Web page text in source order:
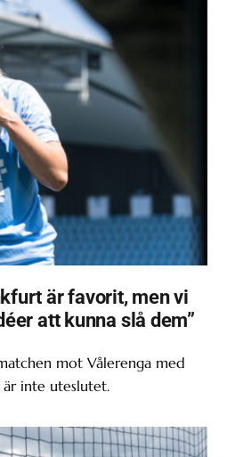
är favorit, men vi
att kunna slå dem”
mot Vålerenga med
är inte uteslutet.